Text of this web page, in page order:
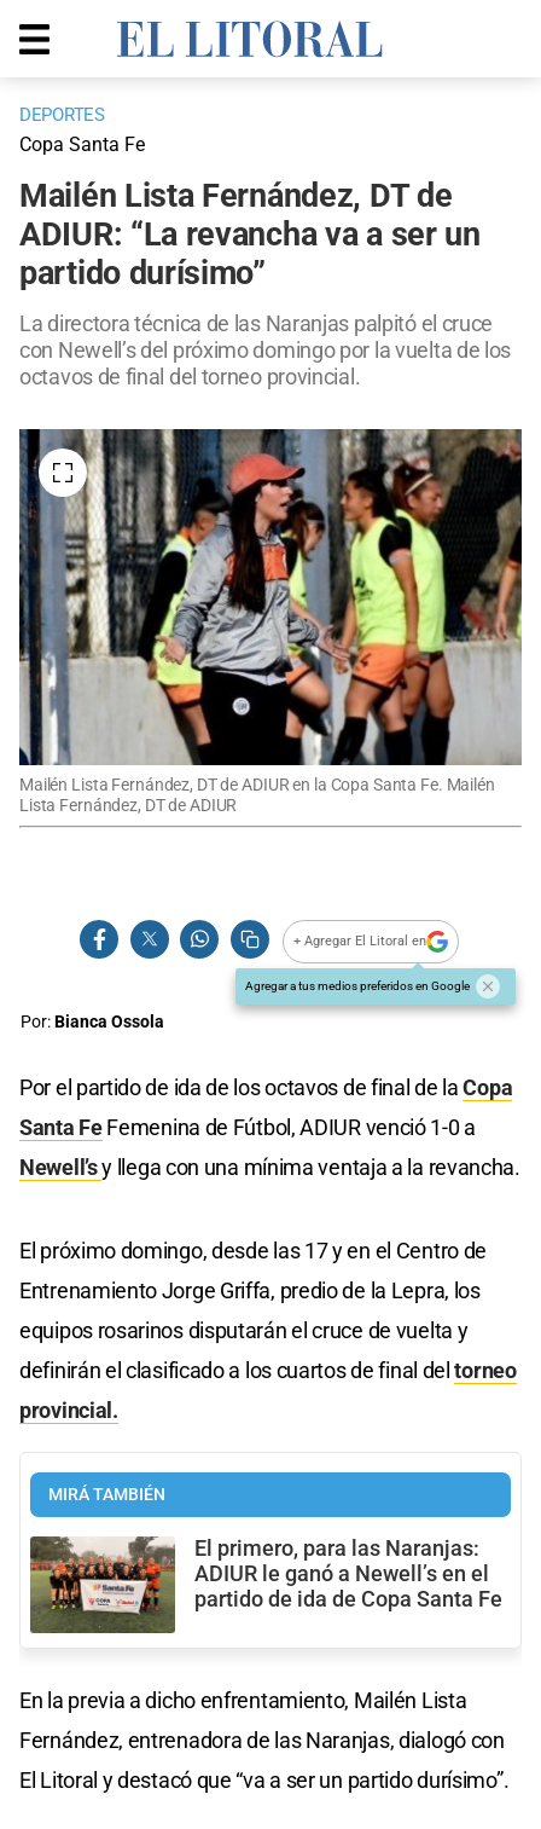
DEPORTES
Copa Santa Fe
Mailén Lista Fernández, DT de
ADIUR: “La revancha va a ser un
partido durísimo”
La directora técnica de las Naranjas palpitó el cruce
con Newell’s del próximo domingo por la vuelta de los
octavos de final del torneo provincial.
Mailén Lista Fernández, DT de ADIUR en la Copa Santa Fe. Mailén
Lista Fernández, DT de ADIUR
+ Agregar El Litoral en
Agregar a tus medios preferidos en Google
Por:Bianca Ossola
Por el partido de ida de los octavos de final de laCopa
Santa FeFemenina de Fútbol, ADIUR venció 1-0 a
Newell’sy llega con una mínima ventaja a la revancha.
El próximo domingo, desde las 17 y en el Centro de
Entrenamiento Jorge Griffa, predio de la Lepra, los
equipos rosarinos disputarán el cruce de vuelta y
definirán el clasificado a los cuartos de final deltorneo
provincial.
MIRÁ TAMBIÉN
El primero, para las Naranjas:
ADIUR le ganó a Newell’s en el
partido de ida de Copa Santa Fe
En la previa a dicho enfrentamiento, Mailén Lista
Fernández, entrenadora de las Naranjas, dialogó con
El Litoral y destacó que “va a ser un partido durísimo”.